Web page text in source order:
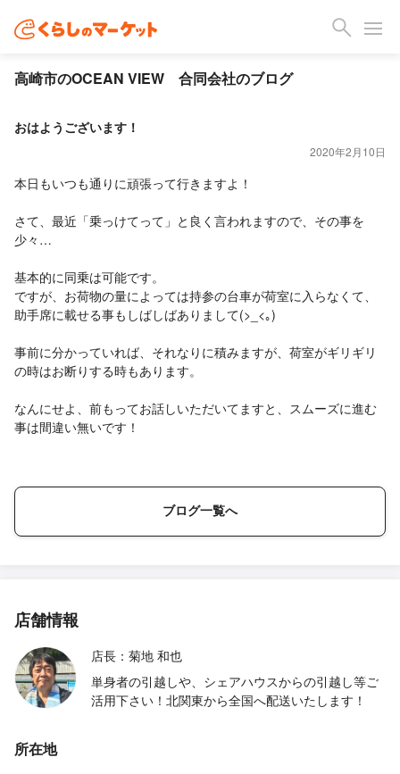
高崎市のOCEAN VIEW 合同会社のブログ
おはようございます！
2020年2月10日
本日もいつも通りに頑張って行きますよ！
さて、最近「乗っけてって」と良く言われますので、その事を
少々…
基本的に同乗は可能です。
ですが、お荷物の量によっては持参の台車が荷室に入らなくて、
助手席に載せる事もしばしばありまして(>_<｡)
事前に分かっていれば、それなりに積みますが、荷室がギリギリ
の時はお断りする時もあります。
なんにせよ、前もってお話しいただいてますと、スムーズに進む
事は間違い無いです！
ブログ一覧へ
店舗情報
店長：菊地 和也
単身者の引越しや、シェアハウスからの引越し等ご
活用下さい！北関東から全国へ配送いたします！
所在地